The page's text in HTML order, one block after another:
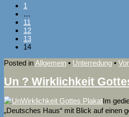
1
…
11
12
13
14
Posted inAllgemein • Unterredung •
Un ? Wirklichkeit
Im
„Deutsches Haus“ mit Blick auf einen